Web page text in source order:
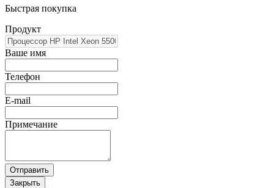
Быстрая покупка
Продукт
Ваше имя
Телефон
E-mail
Примечание
Отправить
Закрыть